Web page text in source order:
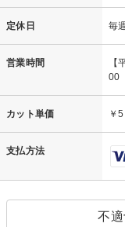
定休日 毎
営業時間
00
カット単価 ￥
支払方法
不